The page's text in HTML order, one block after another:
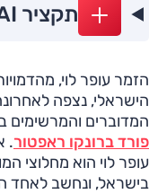
תקציר AI
הזמר עופר לוי,
הישראלי, נצפה
המדוברים והמרשימים
פורד ברונקו ראפטור.
עופר לוי הוא מחלוצי
בישראל, ונחשב לאחד